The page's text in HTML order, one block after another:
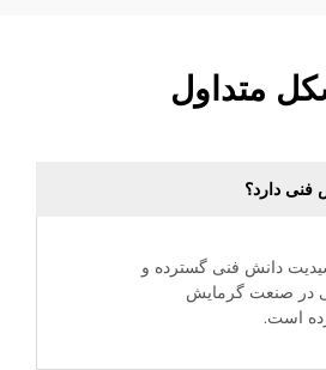
متداول
دارد؟
سیدیت دانش فنی گسترده و
در صنعت گرمایش
است.